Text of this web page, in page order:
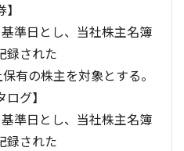
日とし、当社株主名簿
録された
の株主を対象とする。
グ】
日とし、当社株主名簿
録された